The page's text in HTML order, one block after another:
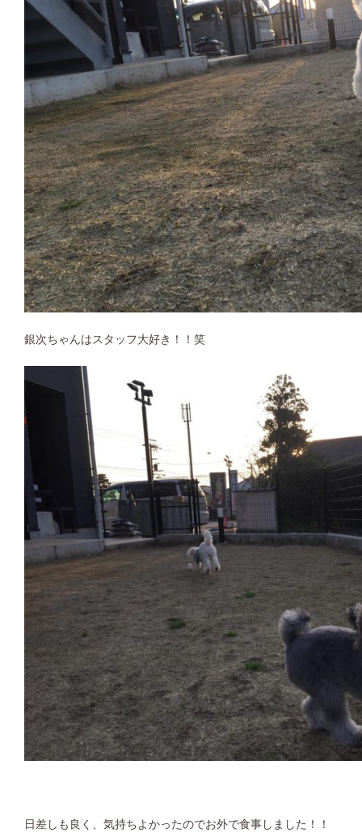
銀次ちゃんはスタッフ大好き！！笑
日差しも良く、気持ちよかったのでお外で食事しました！！